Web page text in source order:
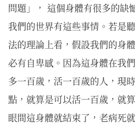
問題」， 這個身體有很多的缺
我們的世界有這些事情。若是
法的理論上看，假設我們的身
必有自卑感。因為這身體在我
多一百歲，活一百歲的人，現
點，就算是可以活一百歲，就
眼間這身體就結束了，老病死